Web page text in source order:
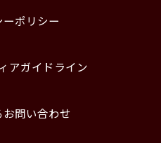
ポリシー
アガイドライン
問い合わせ